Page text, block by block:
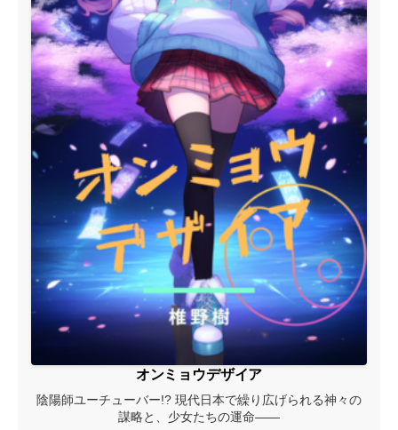
オンミョウデザイア
陰陽師ユーチューバー!? 現代日本で繰り広げられる神々の
謀略と、少女たちの運命――